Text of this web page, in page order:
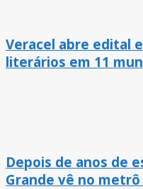
Veracel abre edital
literários em 11
Depois de anos de
Grande vê no